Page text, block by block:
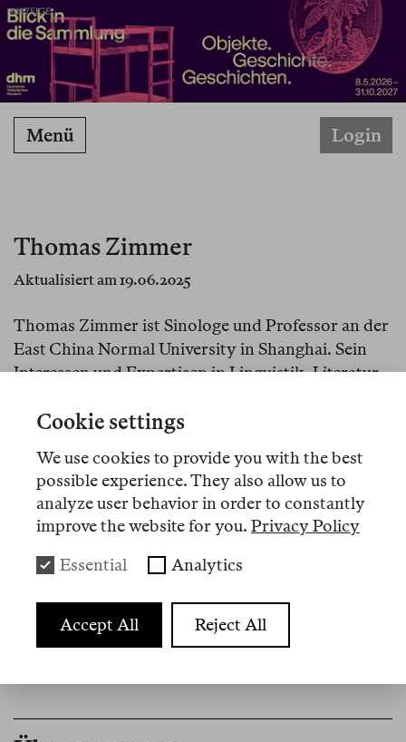
ANZEIGE
Menü Login
Thomas Zimmer
Aktualisiert am 19.06.2025
Thomas Zimmer ist Sinologe und Professor an der
East China Normal University in Shanghai. Sein
Interessen und Expertisen in Linguistik, Literatur-
Ming-Dynastie bis ins zeitgenössische China.
Artikel
Nº 12
Review
Verflossenes Gold
Cookie settings
We use cookies to provide you with the best
possible experience. They also allow us to
analyze user behavior in order to constantly
improve the website for you. Privacy Policy
Essential Analytics
Accept All Reject All